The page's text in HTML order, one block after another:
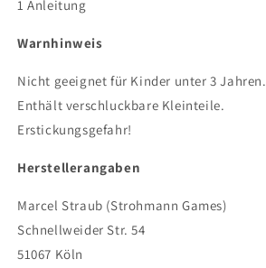
1 Anleitung
Warnhinweis
Nicht geeignet für Kinder unter 3 Jahren.
Enthält verschluckbare Kleinteile.
Erstickungsgefahr!
Herstellerangaben
Marcel Straub (Strohmann Games)
Schnellweider Str. 54
51067 Köln